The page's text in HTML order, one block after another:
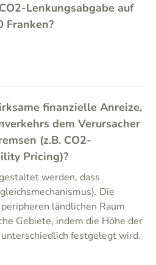
Lenkungsabgabe auf
Franken?
finanzielle Anreize,
dem Verursacher
(z.B. CO2-
Pricing)?
werden, dass
Die
ländlichen Raum
Gebiete, indem die Höhe der
festgelegt wird.